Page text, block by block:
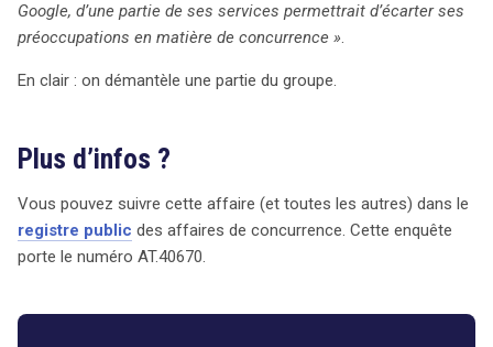
Google, d’une partie de ses services permettrait d’écarter ses
préoccupations en matière de concurrence ».
En clair : on démantèle une partie du groupe.
Plus d’infos ?
Vous pouvez suivre cette affaire (et toutes les autres) dans le
registre public des affaires de concurrence. Cette enquête
porte le numéro AT.40670.